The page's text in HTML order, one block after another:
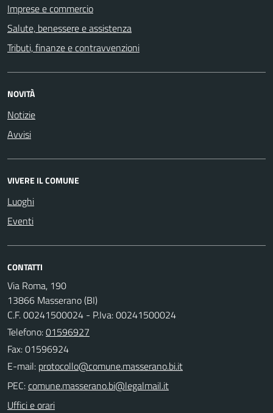
Imprese e commercio
Salute, benessere e assistenza
Tributi, finanze e contravvenzioni
NOVITÀ
Notizie
Avvisi
VIVERE IL COMUNE
Luoghi
Eventi
CONTATTI
Via Roma, 190
13866 Masserano (BI)
C.F. 00241500024 - P.Iva: 00241500024
Telefono:01596927
Fax: 01596924
E-mail:
PEC:
Uffici e orari